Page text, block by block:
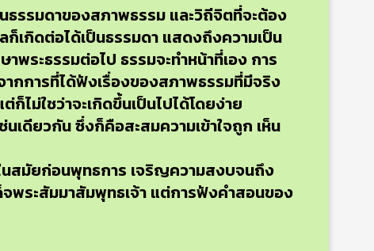
รรมดาของสภาพธรรม และวิถีจิตที่จะต้อง
กิดต่อได้เป็นธรรมดา แสดงถึงความเป็น
ระธรรมต่อไป ธรรมจะทำหน้าที่เอง การ
กการที่ได้ฟังเรื่องของสภาพธรรมที่มีจริง
ม่ใชว่าจะเกิดขึ้นเป็นไปได้โดยง่าย
นเดียวกัน ซึ่งก็คือสะสมความเข้าใจถูก เห็น
นสมัยก่อนพุทธการ เจริญความสงบจนถึง
พระสัมมาสัมพุทธเจ้า แต่การฟังคำสอนของ